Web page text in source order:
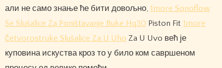
али не само знање ће бити довољно, 1more Sonoflow
Se Slušalice Za Poništavanje Buke Hq30 Piston Fit 1more
četvorostruke Slušalice Za U Uho Za U Uvo већ је
куповина искуства кроз то у било ком савршеном